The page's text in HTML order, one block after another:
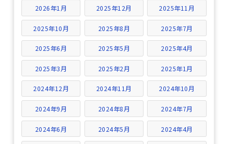
2026年1月 2025年12月 2025年11月
2025年10月 2025年8月 2025年7月
2025年6月 2025年5月 2025年4月
2025年3月 2025年2月 2025年1月
2024年12月 2024年11月 2024年10月
2024年9月 2024年8月 2024年7月
2024年6月 2024年5月 2024年4月